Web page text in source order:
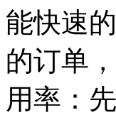
能快速
的订单
用率：